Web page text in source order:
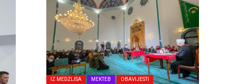
IZ MEDŽLISA MEKTEB OBAVIJESTI